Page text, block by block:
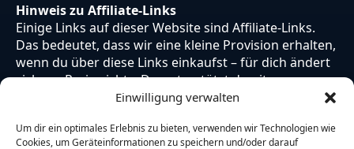
Einwilligung verwalten
Um dir ein optimales Erlebnis zu bieten, verwenden wir Technologien wie
Cookies, um Geräteinformationen zu speichern und/oder darauf
Hinweis zu Affiliate-Links
Einige Links auf dieser Website sind Affiliate-Links.
Das bedeutet, dass wir eine kleine Provision erhalten,
wenn du über diese Links einkaufst – für dich ändert
sich am Preis nichts. Du unterstützt damit unsere
Arbeit. Vielen Dank dafür!